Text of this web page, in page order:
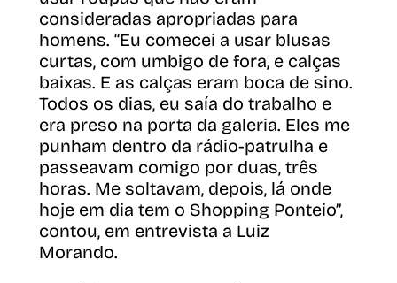
consideradas apropriadas para
homens. “Eu comecei a usar blusas
curtas, com umbigo de fora, e calças
baixas. E as calças eram boca de sino.
Todos os dias, eu saía do trabalho e
era preso na porta da galeria. Eles me
punham dentro da rádio-patrulha e
passeavam comigo por duas, três
horas. Me soltavam, depois, lá onde
hoje em dia tem o Shopping Ponteio”,
contou, em entrevista a Luiz
Morando.